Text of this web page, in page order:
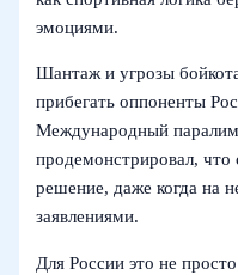
эмоциями.
Шантаж и угрозы
прибегать оппоненты
Международный
продемонстрировал, что
решение, даже когда на
заявлениями.
Для России это не